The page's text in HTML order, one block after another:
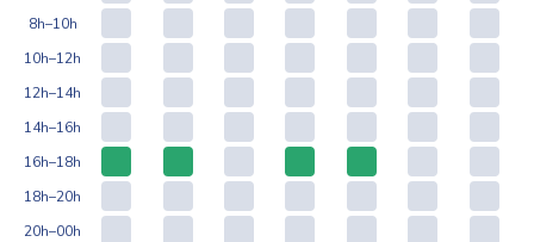
8h–10h
10h–12h
12h–14h
14h–16h
16h–18h
18h–20h
20h–00h